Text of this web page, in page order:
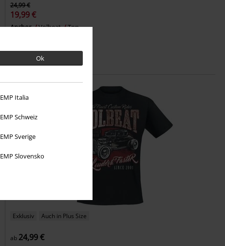
Ok
EMP Italia
EMP Schweiz
EMP Sverige
EMP Slovensko
24,99 €
19,99 €
Anchor Volbeat Top
Exklusiv Auch in Plus Size
ab 24,99 €